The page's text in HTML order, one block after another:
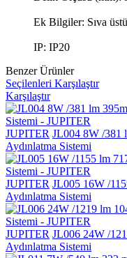
Ek Bilgiler: Sıva
IP: IP20
Benzer Ürünler
Seçilenleri Karşılaştır
Karşılaştır
JUPITER JL004 8W /381
Aydınlatma Sistemi
JUPITER JL005 16W /
Aydınlatma Sistemi
JUPITER JL006 24W /
Aydınlatma Sistemi